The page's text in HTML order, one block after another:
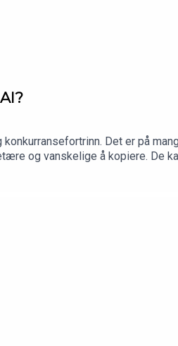
Det er på
og vanskelige å kopiere. De
avgjør hvor nyttige dataene
Opportunities. Leo forklarer